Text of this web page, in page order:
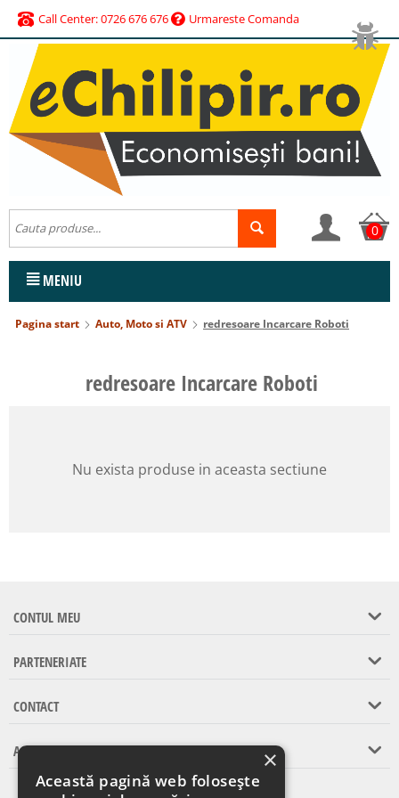
Call Center: 0726 676 676 Urmareste Comanda
0
MENIU
Pagina start Auto, Moto si ATV redresoare Incarcare Roboti
redresoare Incarcare Roboti
Nu exista produse in aceasta sectiune
CONTUL MEU
PARTENERIATE
CONTACT
ASISTENTA CLIENTI
Abonare la newsletter
Această pagină web folosește
×